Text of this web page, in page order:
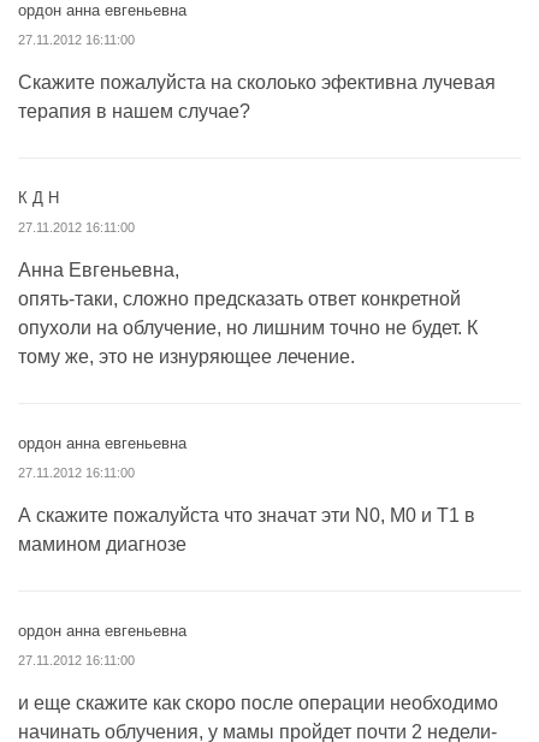
ордон анна евгеньевна
27.11.2012 16:11:00
Скажите пожалуйста на сколоько эфективна лучевая
терапия в нашем случае?
К Д Н
27.11.2012 16:11:00
Анна Евгеньевна,
опять-таки, сложно предсказать ответ конкретной
опухоли на облучение, но лишним точно не будет. К
тому же, это не изнуряющее лечение.
ордон анна евгеньевна
27.11.2012 16:11:00
А скажите пожалуйста что значат эти N0, M0 и T1 в
мамином диагнозе
ордон анна евгеньевна
27.11.2012 16:11:00
и еще скажите как скоро после операции необходимо
начинать облучения, у мамы пройдет почти 2 недели-